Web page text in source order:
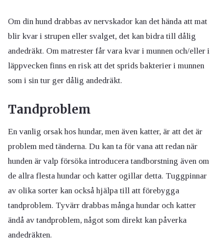
Om din hund drabbas av nervskador kan det hända att mat
blir kvar i strupen eller svalget, det kan bidra till dålig
andedräkt. Om matrester får vara kvar i munnen och/eller i
läppvecken finns en risk att det sprids bakterier i munnen
som i sin tur ger dålig andedräkt.
Tandproblem
En vanlig orsak hos hundar, men även katter, är att det är
problem med tänderna. Du kan ta för vana att redan när
hunden är valp försöka introducera tandborstning även om
de allra flesta hundar och katter ogillar detta. Tuggpinnar
av olika sorter kan också hjälpa till att förebygga
tandproblem. Tyvärr drabbas många hundar och katter
ändå av tandproblem, något som direkt kan påverka
andedräkten.